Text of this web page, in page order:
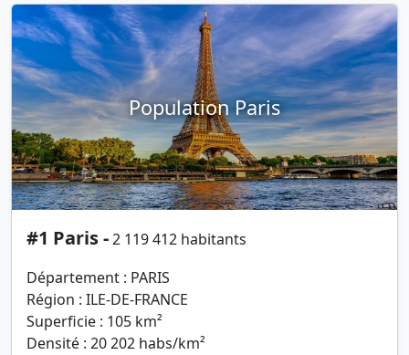
Population Paris
#1 Paris -2 119 412 habitants
Département : PARIS
Région : ILE-DE-FRANCE
Superficie : 105 km²
Densité : 20 202 habs/km²